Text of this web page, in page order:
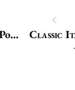
Classic